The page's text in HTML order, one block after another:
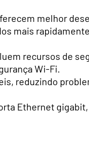
melhor
mais
recursos de
Wi-Fi.
reduzindo
Ethernet